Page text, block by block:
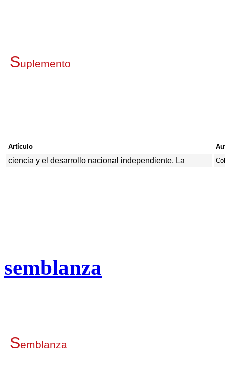
Suplemento
Artículo
ciencia y el desarrollo nacional independiente, La
semblanza
Semblanza